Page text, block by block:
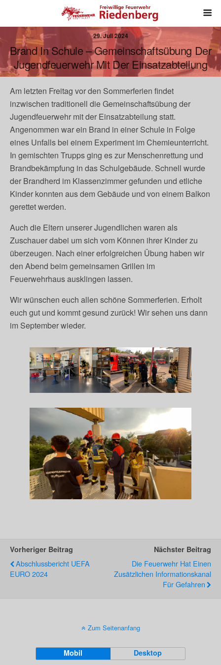
29. Juli 2024
Brand In Schule – Gemeinschaftsübung Der
Jugendfeuerwehr Mit Der Einsatzabteilung
Am letzten Freitag vor den Sommerferien findet
inzwischen traditionell die Gemeinschaftsübung der
Jugendfeuerwehr mit der Einsatzabteilung statt.
Angenommen war ein Brand in einer Schule in Folge
eines Unfalls bei einem Experiment im Chemieunterricht.
In gemischten Trupps ging es zur Menschenrettung und
Brandbekämpfung in das Schulgebäude. Schnell wurde
der Brandherd im Klassenzimmer gefunden und etliche
Kinder konnten aus dem Gebäude und von einem Balkon
gerettet werden.
Auch die Eltern unserer Jugendlichen waren als
Zuschauer dabei um sich vom Können ihrer Kinder zu
überzeugen. Nach einer erfolgreichen Übung haben wir
den Abend beim gemeinsamen Grillen im
Feuerwehrhaus ausklingen lassen.
Wir wünschen euch allen schöne Sommerferien. Erholt
euch gut und kommt gesund zurück! Wir sehen uns dann
im September wieder.
Vorheriger Beitrag
Abschlussbericht UEFA
EURO 2024
Nächster Beitrag
Die Feuerwehr Hat Einen
Zusätzlichen Informationskanal
Für Gefahren
Zum Seitenanfang
Mobil Desktop